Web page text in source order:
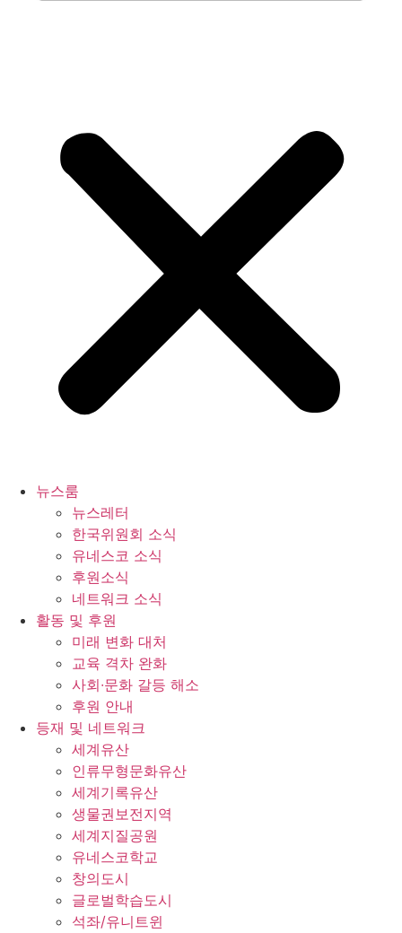
뉴스룸
뉴스레터
한국위원회 소식
유네스코 소식
후원소식
네트워크 소식
활동 및 후원
미래 변화 대처
교육 격차 완화
사회∙문화 갈등 해소
후원 안내
등재 및 네트워크
세계유산
인류무형문화유산
세계기록유산
생물권보전지역
세계지질공원
유네스코학교
창의도시
글로벌학습도시
석좌/유니트윈